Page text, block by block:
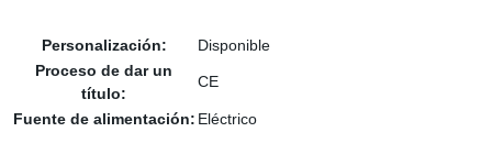
Personalización:
Disponible
Proceso de dar un
título:
CE
Fuente de alimentación: Eléctrico